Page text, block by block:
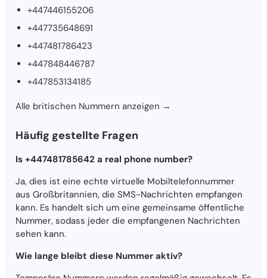
+447446155206
+447735648691
+447481786423
+447848446787
+447853134185
Alle britischen Nummern anzeigen →
Häufig gestellte Fragen
Is +447481785642 a real phone number?
Ja, dies ist eine echte virtuelle Mobiltelefonnummer
aus Großbritannien, die SMS-Nachrichten empfangen
kann. Es handelt sich um eine gemeinsame öffentliche
Nummer, sodass jeder die empfangenen Nachrichten
sehen kann.
Wie lange bleibt diese Nummer aktiv?